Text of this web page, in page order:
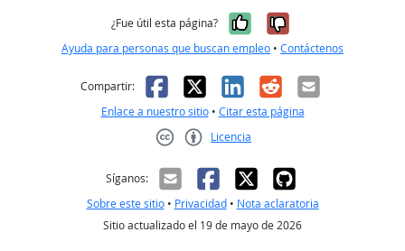
¿Fue útil esta página? Sí, fue útil
No, no fue
Ayuda para personas que buscan empleo • Contáctenos
Compartir: Facebook
X LinkedIn
RedditCorreo
Enlace a nuestro sitio• Citar esta página
Licencia
Síganos:
Sobre este sitio• Privacidad• Nota aclaratoria
Sitio actualizado el 19 de mayo de 2026